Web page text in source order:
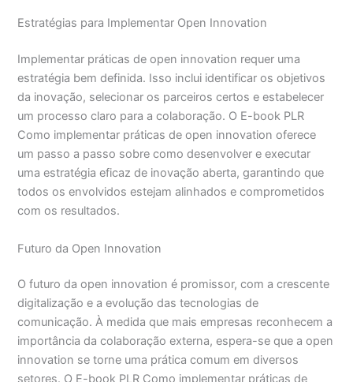
Estratégias para Implementar Open Innovation
Implementar práticas de open innovation requer uma
estratégia bem definida. Isso inclui identificar os objetivos
da inovação, selecionar os parceiros certos e estabelecer
um processo claro para a colaboração. O E-book PLR
Como implementar práticas de open innovation oferece
um passo a passo sobre como desenvolver e executar
uma estratégia eficaz de inovação aberta, garantindo que
todos os envolvidos estejam alinhados e comprometidos
com os resultados.
Futuro da Open Innovation
O futuro da open innovation é promissor, com a crescente
digitalização e a evolução das tecnologias de
comunicação. À medida que mais empresas reconhecem a
importância da colaboração externa, espera-se que a open
innovation se torne uma prática comum em diversos
setores. O E-book PLR Como implementar práticas de